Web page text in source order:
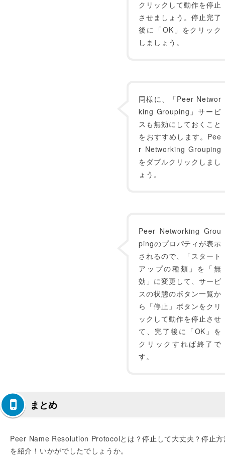
クリックして動作を停止
させましょう。停止完了
後に「OK」をクリック
しましょう。
同様に、「Peer Networ
king Grouping」サービ
スも無効にしておくこと
をおすすめします。Pee
r Networking Grouping
をダブルクリックしまし
ょう。
Peer Networking Grou
pingのプロパティが表示
されるので、「スタート
アップの種類」を「無
効」に変更して、サービ
スの状態のボタン一覧か
ら「停止」ボタンをクリ
ックして動作を停止させ
て、完了後に「OK」を
クリックすれば終了で
す。
まとめ
Peer Name Resolution Protocolとは？停止して大丈夫？停止
を紹介！いかがでしたでしょうか。